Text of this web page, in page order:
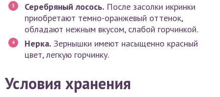
Серебряный лосось. После засолки икринки
приобретают темно-оранжевый оттенок,
обладают нежным вкусом, слабой горчинкой.
Нерка. Зернышки имеют насыщенно красный
цвет, легкую горчинку.
Условия хранения